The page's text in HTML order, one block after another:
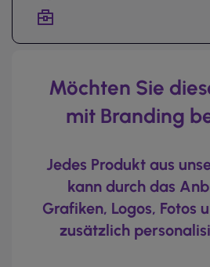
Möchten Sie
mit Branding
Jedes Produkt aus
kann durch das
Grafiken, Logos, Fotos
zusätzlich